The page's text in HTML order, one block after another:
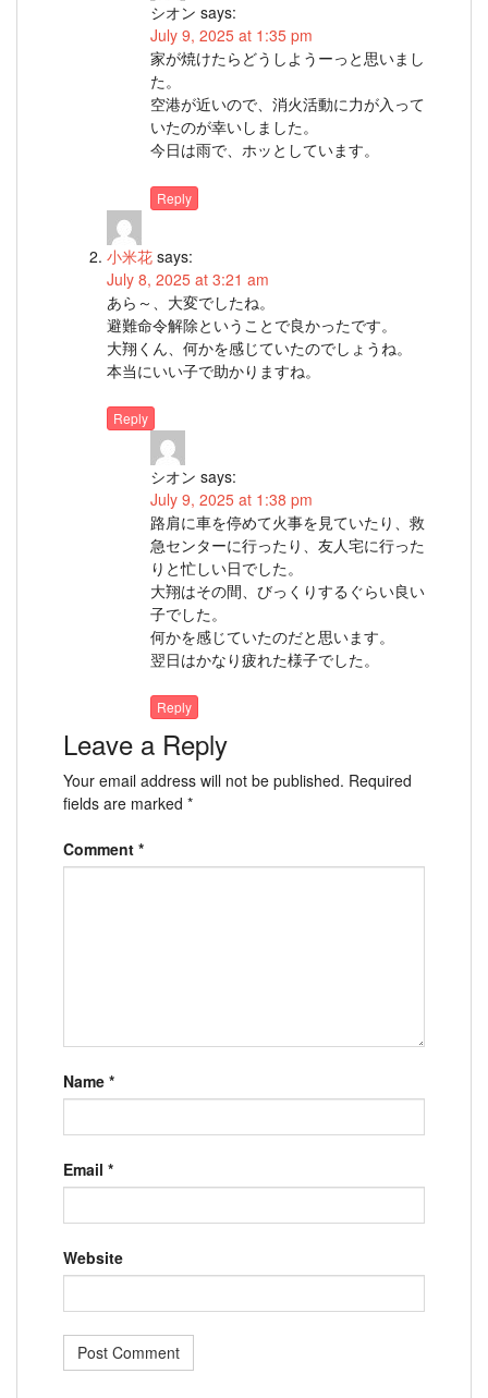
シオン says:
July 9, 2025 at 1:35 pm
家が焼けたらどうしようーっと思いまし
た。
空港が近いので、消火活動に力が入って
いたのが幸いしました。
今日は雨で、ホッとしています。
Reply
小米花 says:
July 8, 2025 at 3:21 am
あら～、大変でしたね。
避難命令解除ということで良かったです。
大翔くん、何かを感じていたのでしょうね。
本当にいい子で助かりますね。
Reply
シオン says:
July 9, 2025 at 1:38 pm
路肩に車を停めて火事を見ていたり、救
急センターに行ったり、友人宅に行った
りと忙しい日でした。
大翔はその間、びっくりするぐらい良い
子でした。
何かを感じていたのだと思います。
翌日はかなり疲れた様子でした。
Reply
Leave a Reply
Your email address will not be published. Required
fields are marked *
Comment *
Name *
Email *
Website